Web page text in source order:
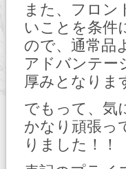
また、フロン
いことを条件
ので、通常品
アドバンテー
厚みとなりま
でもって、気
かなり頑張っ
りました！！